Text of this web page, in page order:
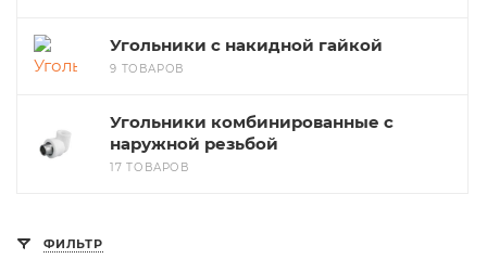
Угольники с накидной гайкой
9 ТОВАРОВ
Угольники комбинированные с
наружной резьбой
17 ТОВАРОВ
ФИЛЬТР